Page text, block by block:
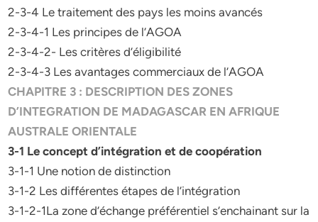
2-3-4 Le traitement des pays les moins avancés
2-3-4-1 Les principes de l’AGOA
2-3-4-2- Les critères d’éligibilité
2-3-4-3 Les avantages commerciaux de l’AGOA
CHAPITRE 3 : DESCRIPTION DES ZONES
D’INTEGRATION DE MADAGASCAR EN AFRIQUE
AUSTRALE ORIENTALE
3-1 Le concept d’intégration et de coopération
3-1-1 Une notion de distinction
3-1-2 Les différentes étapes de l’intégration
3-1-2-1La zone d’échange préférentiel s’enchainant sur la